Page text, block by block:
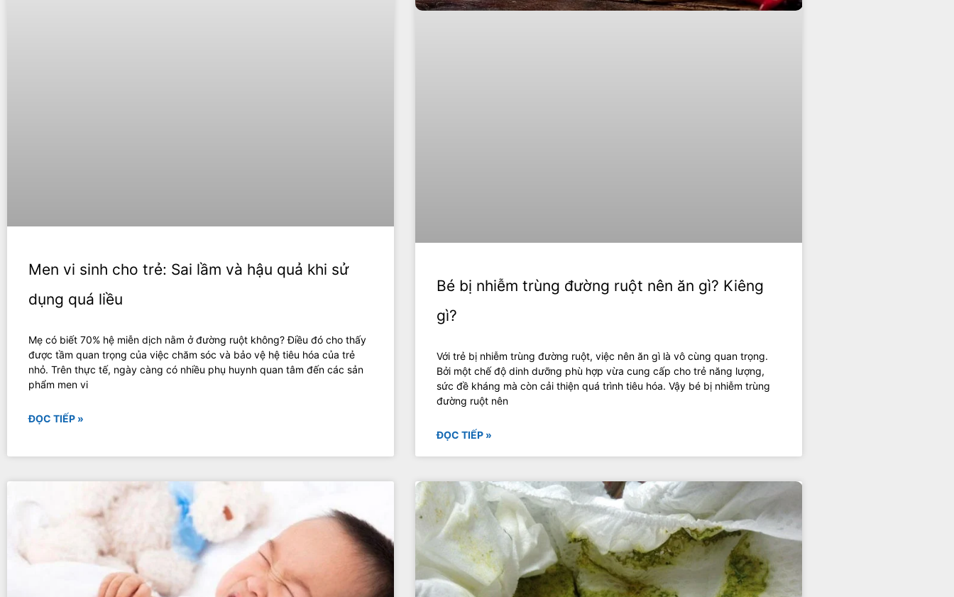
Men vi sinh cho trẻ: Sai lầm và hậu quả khi sử
dụng quá liều
Mẹ có biết 70% hệ miễn dịch nằm ở đường ruột không? Điều đó cho thấy
được tầm quan trọng của việc chăm sóc và bảo vệ hệ tiêu hóa của trẻ
nhỏ. Trên thực tế, ngày càng có nhiều phụ huynh quan tâm đến các sản
phẩm men vi
ĐỌC TIẾP »
Bé bị nhiễm trùng đường ruột nên ăn gì? Kiêng
gì?
Với trẻ bị nhiễm trùng đường ruột, việc nên ăn gì là vô cùng quan trọng.
Bởi một chế độ dinh dưỡng phù hợp vừa cung cấp cho trẻ năng lượng,
sức đề kháng mà còn cải thiện quá trình tiêu hóa. Vậy bé bị nhiễm trùng
đường ruột nên
ĐỌC TIẾP »